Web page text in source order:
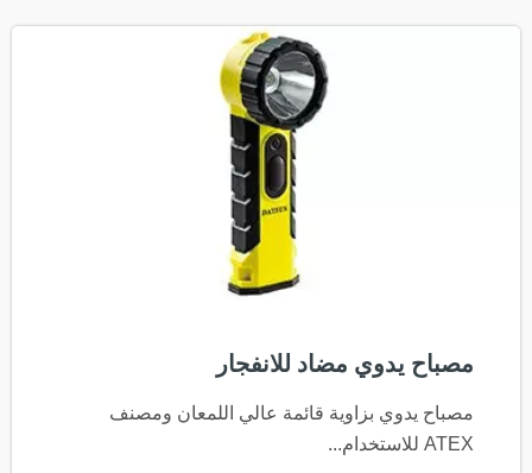
مصباح يدوي مضاد للانفجار
مصباح يدوي بزاوية قائمة عالي اللمعان ومصنف
ATEX للاستخدام...